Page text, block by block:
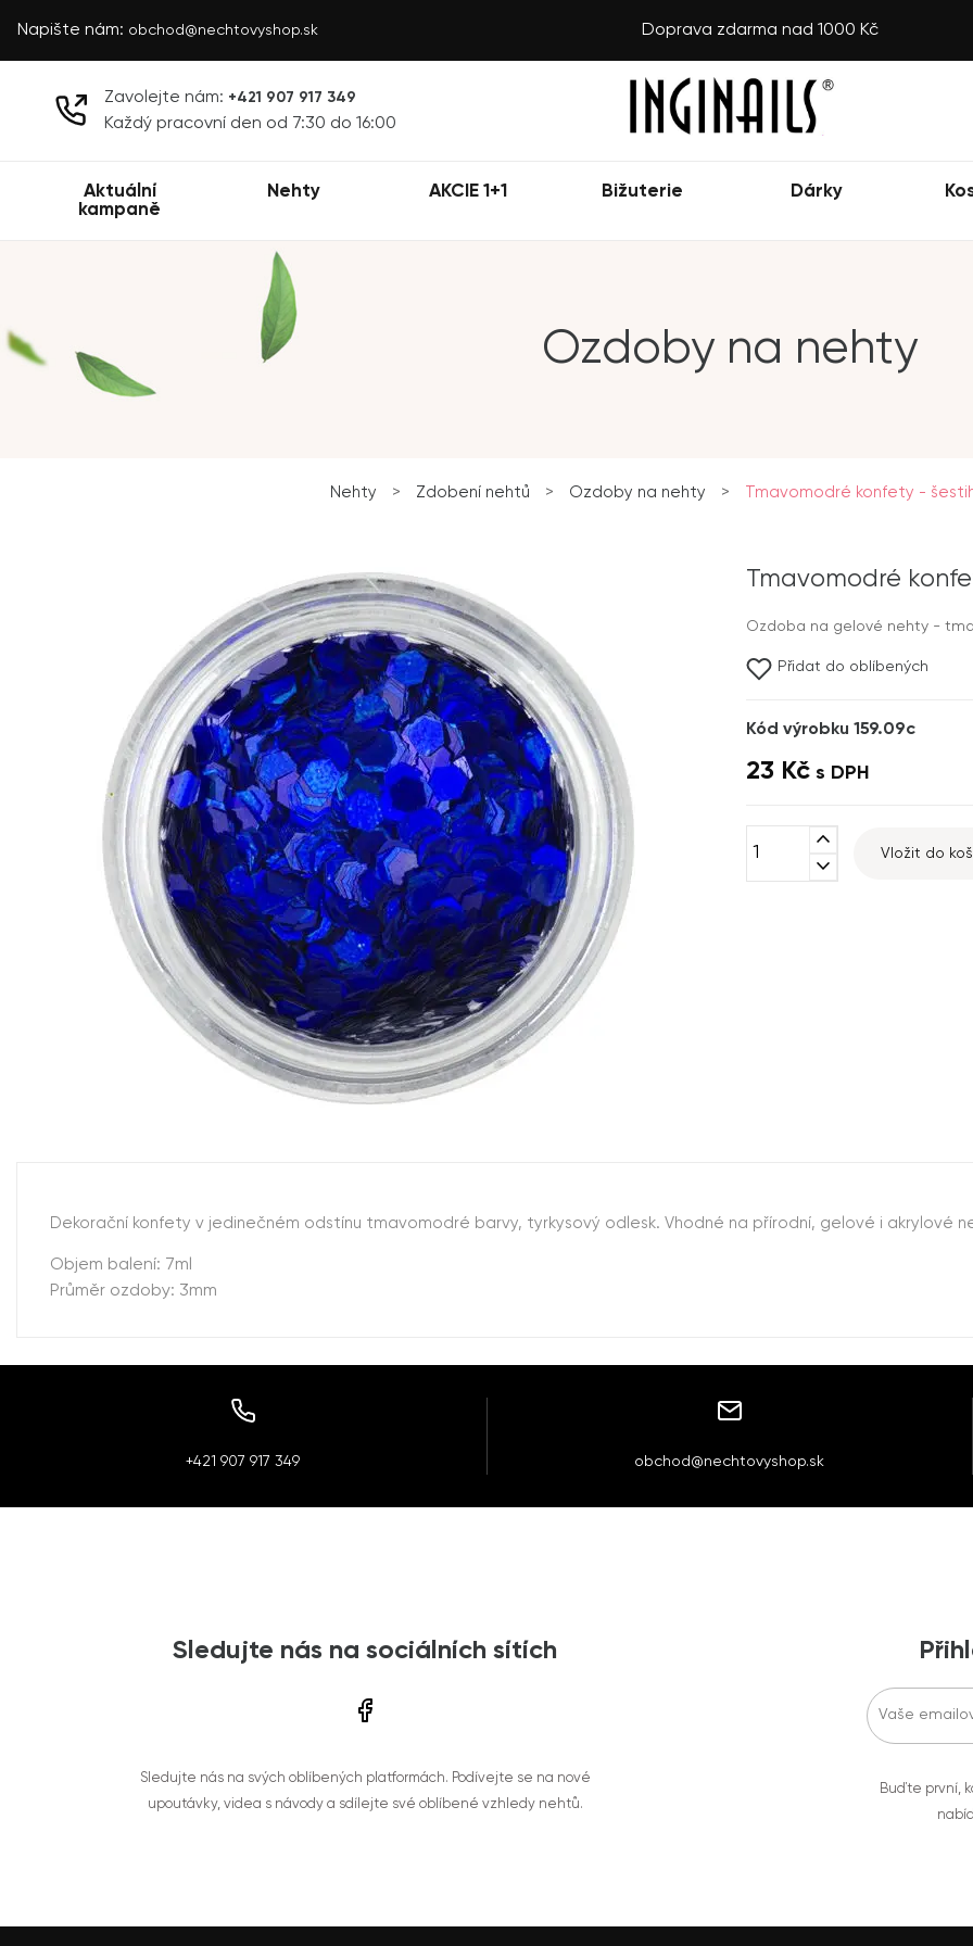
Napište nám: obchod@nechtovyshop.sk Doprava zdarma nad 1000 Kč
Zavolejte nám: +421 907 917 349
Každý pracovní den od 7:30 do 16:00
Aktuální
kampaně
Nehty AKCIE 1+1 Bižuterie Dárky
Ozdoby na nehty
Nehty > Zdobení nehtů > Ozdoby na nehty > Tmavomodré konfety -
Tmavomodré
Ozdoba na gelové nehty -
Přidat do oblíbených
Kód výrobku 159.09c
23 Kč s DPH
expand_less
expand_more
Vložit do
Dekorační konfety v jedinečném odstínu tmavomodré barvy, tyrkysový odlesk. Vhodné na přírodní, gelové i akrylové
Objem balení: 7ml
Průměr ozdoby: 3mm
+421 907 917 349 obchod@nechtovyshop.sk
Sledujte nás na sociálních sítích
Sledujte nás na svých oblíbených platformách. Podívejte se na nové
upoutávky, videa s návody a sdílejte své oblíbené vzhledy nehtů.
Buďte první,